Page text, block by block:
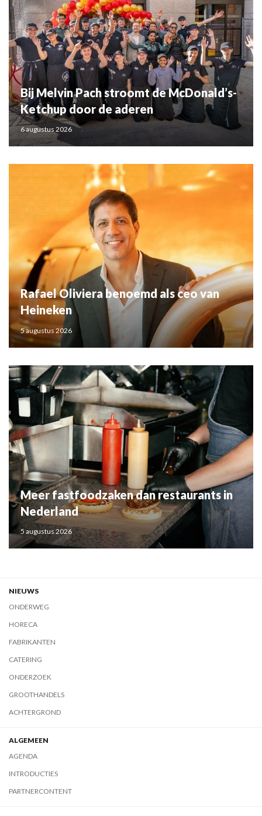
Bij Melvin Pach stroomt de McDonald’s-
Ketchup door de aderen
6 augustus 2026
Rafael Oliviera benoemd als ceo van
Heineken
5 augustus 2026
Meer fastfoodzaken dan restaurants in
Nederland
5 augustus 2026
NIEUWS
ONDERWEG
HORECA
FABRIKANTEN
CATERING
ONDERZOEK
GROOTHANDELS
ACHTERGROND
ALGEMEEN
AGENDA
INTRODUCTIES
PARTNERCONTENT